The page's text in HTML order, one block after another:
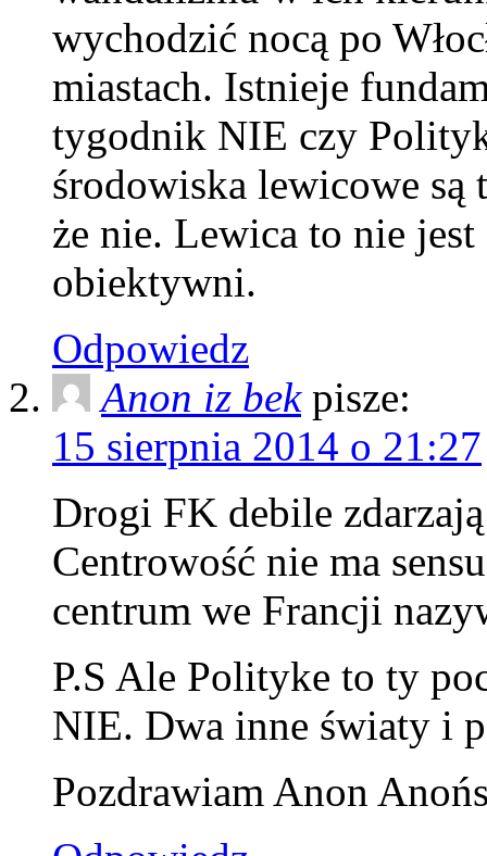
wychodzić nocą po
miastach. Istnieje
tygodnik NIE czy
środowiska lewicowe są
że nie. Lewica to nie
obiektywni.
Odpowiedz
Anon iz bek pisze:
15 sierpnia 2014 o 21:27
Drogi FK debile
Centrowość nie ma
centrum we Francji
P.S Ale Polityke to ty
NIE. Dwa inne światy i
Pozdrawiam Anon